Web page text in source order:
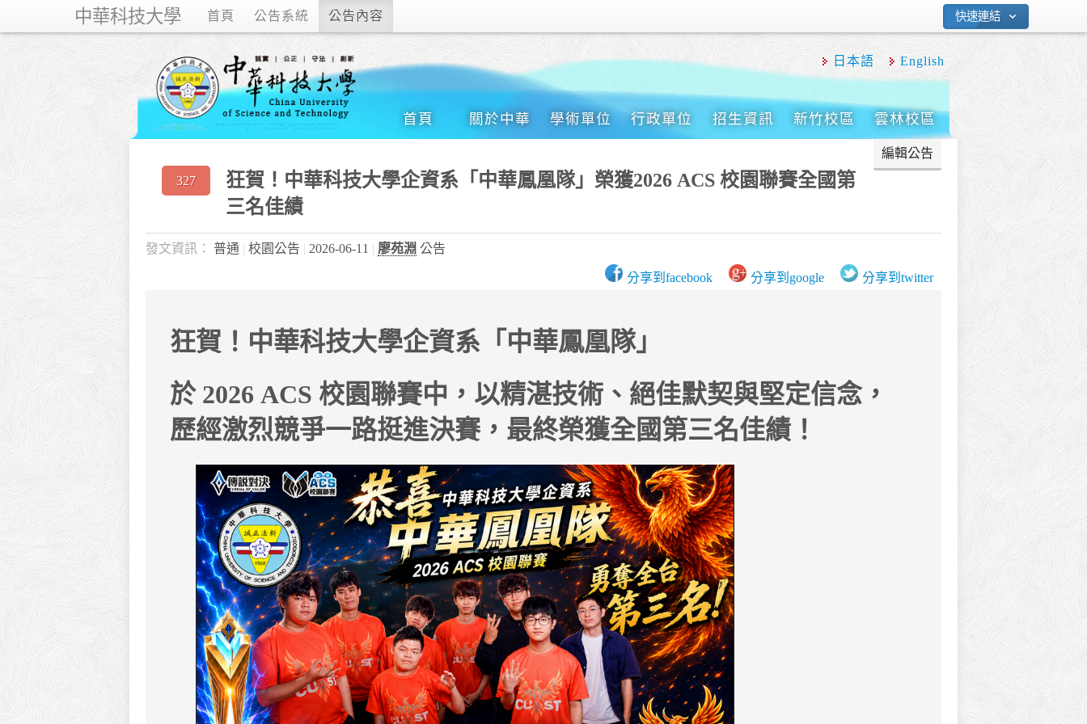
中華科技大學 首頁 公告系統 公告內容 快速連結
日本語 English
首頁 關於中華 學術單位 行政單位 招生資訊 新竹校區 雲林校區
327
狂賀！中華科技大學企資系「中華鳳凰隊」榮獲2026 ACS 校園聯賽全國第
三名佳績
普通 校園公告 2026-06-11 廖苑淵 公告
狂賀！中華科技大學企資系「中華鳳凰隊」
於 2026 ACS 校園聯賽中，以精湛技術、絕佳默契與堅定信念，
歷經激烈競爭一路挺進決賽，最終榮獲全國第三名佳績！